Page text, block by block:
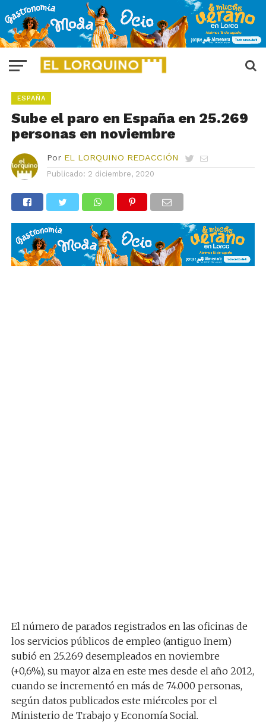
ESPAÑA
Sube el paro en España en 25.269
personas en noviembre
Por EL LORQUINO REDACCIÓN
Publicado: 2 diciembre, 2020
El número de parados registrados en las oficinas de
los servicios públicos de empleo (antiguo Inem)
subió en 25.269 desempleados en noviembre
(+0,6%), su mayor alza en este mes desde el año 2012,
cuando se incrementó en más de 74.000 personas,
según datos publicados este miércoles por el
Ministerio de Trabajo y Economía Social.